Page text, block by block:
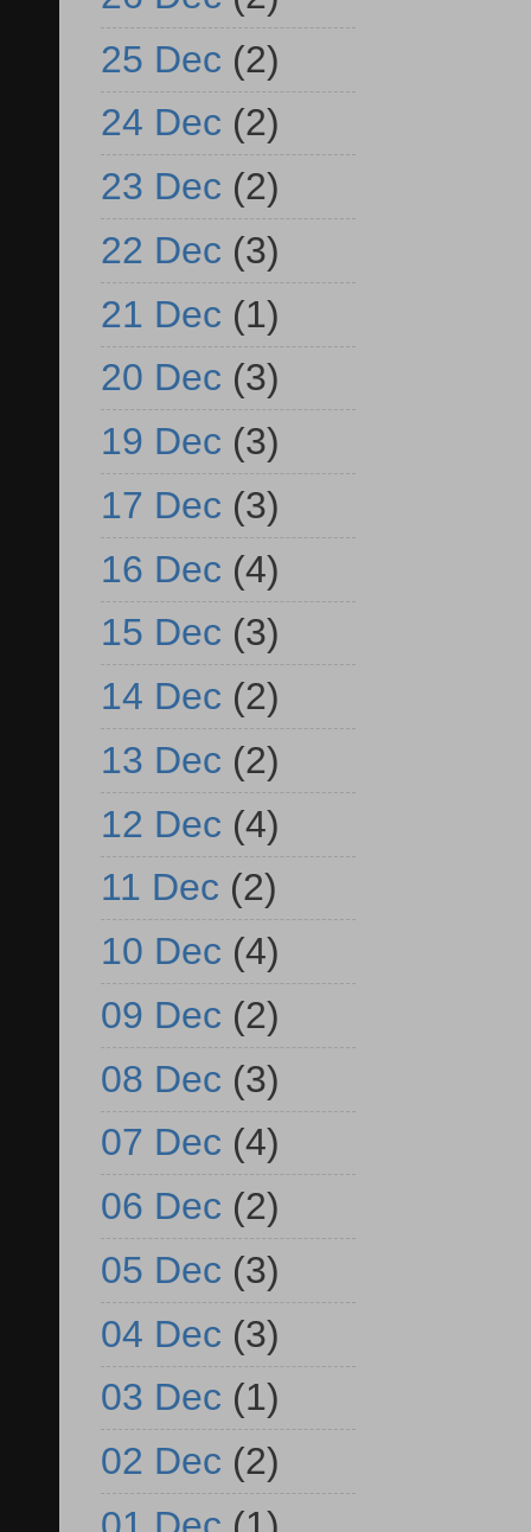
25 Dec (2)
24 Dec (2)
23 Dec (2)
22 Dec (3)
21 Dec (1)
20 Dec (3)
19 Dec (3)
17 Dec (3)
16 Dec (4)
15 Dec (3)
14 Dec (2)
13 Dec (2)
12 Dec (4)
11 Dec (2)
10 Dec (4)
09 Dec (2)
08 Dec (3)
07 Dec (4)
06 Dec (2)
05 Dec (3)
04 Dec (3)
03 Dec (1)
02 Dec (2)